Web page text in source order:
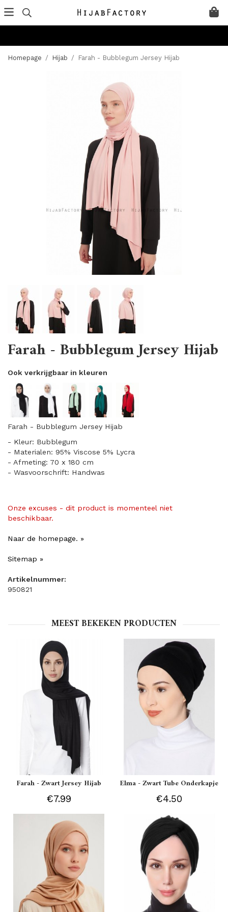
Homepage / Hijab / Farah - Bubblegum Jersey Hijab
Farah - Bubblegum Jersey Hijab
Ook verkrijgbaar in kleuren
Farah - Bubblegum Jersey Hijab
- Kleur: Bubblegum
- Materialen: 95% Viscose 5% Lycra
- Afmeting: 70 x 180 cm
- Wasvoorschrift: Handwas
Onze excuses - dit product is momenteel niet
beschikbaar.
Naar de homepage. »
Sitemap »
Artikelnummer:
950821
MEEST BEKEKEN PRODUCTEN
Farah - Zwart Jersey Hijab
€7.99
Elma - Zwart Tube Onderkapje
€4.50